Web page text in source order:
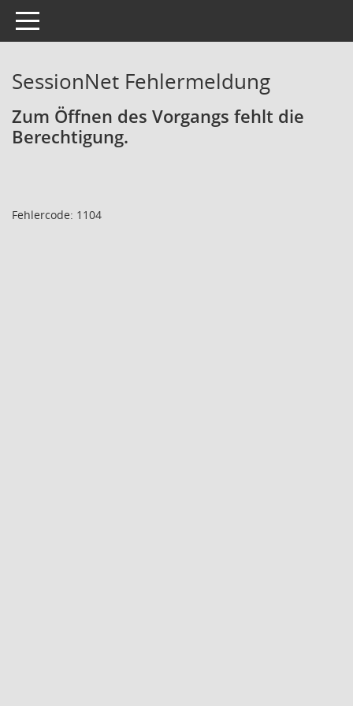
Toggle navigation
SessionNet Fehlermeldung
Zum Öffnen des Vorgangs fehlt die
Berechtigung.
Fehlercode: 1104